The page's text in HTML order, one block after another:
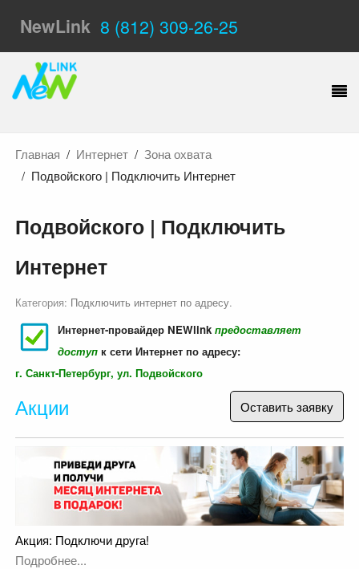
NewLink 8 (812) 309-26-25
Главная Интернет
Зона охвата
Подвойского | Подключить Интернет
Подвойского | Подключить
Интернет
Категория: Подключить интернет по адресу.
Интернет-провайдер NEWlink предоставляет
доступк сети Интернет по адресу:
г. Санкт-Петербург, ул. Подвойского
Акции Оставить заявку
Акция: Подключи друга!
Подробнее...